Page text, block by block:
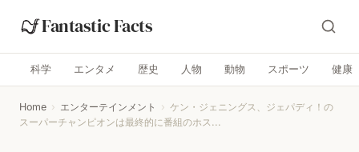
Fantastic Facts
科学 エンタメ 歴史 人物 動物 スポーツ 健康
Home › エンターテインメント › ケン・ジェニングス、ジェパディ！の
スーパーチャンピオンは最終的に番組のホス...